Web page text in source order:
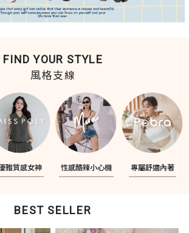
FIND YOUR STYLE
風格支線
雅質感女神 性感酷辣小心機 專屬舒適內著
BEST SELLER